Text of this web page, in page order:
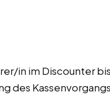
in im Discounter
des